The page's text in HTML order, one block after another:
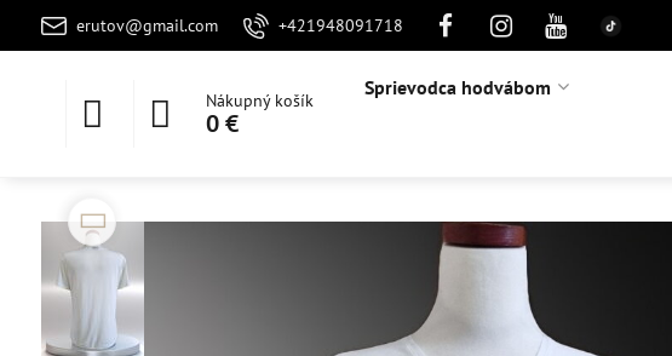
erutov@gmail.com +421948091718
Nákupný košík
0 €
Sprievodca hodvábom